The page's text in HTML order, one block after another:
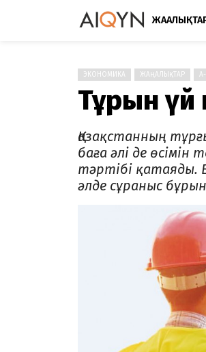
ЭКОНОМИКА ЖАҢАЛЫҚТАР
Тұрғын
Қазақстанның
баға әлі де
тәртібі қатаяды.
әлде сұраныс